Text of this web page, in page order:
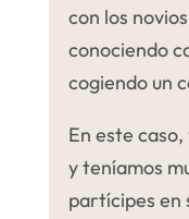
con los
conociendo
cogiendo un
En este
y teníamos
partícipes en